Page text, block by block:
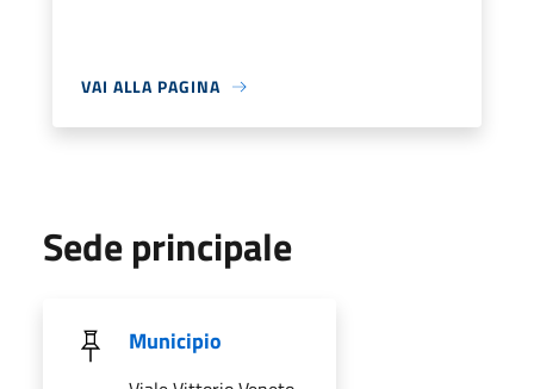
VAI ALLA PAGINA
Sede principale
Municipio